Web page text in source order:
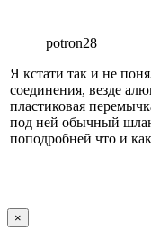
potron28
Я кстати так и не
соединения, везде
пластиковая
под ней обычный
поподробней что и
×